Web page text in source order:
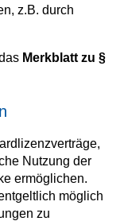
z.B. durch
Merkblatt zu §
Nutzung der
ermöglichen.
möglich
zu